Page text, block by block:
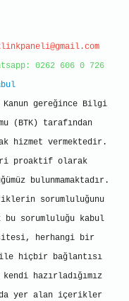
0262 606 0 726
gereğince Bilgi
(BTK) tarafından
hizmet vermektedir.
proaktif olarak
bulunmamaktadır.
sorumluluğunu
sorumluluğu kabul
herhangi bir
hiçbir bağlantısı
hazırladığımız
yer alan içerikler